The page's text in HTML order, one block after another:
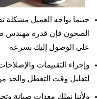
حينما يواجه العميل مشكلة
الصحون فإن قدرة مهندس
على الوصول إليك بسرعة
وإجراء التقييمات
لتقليل وقت التعطل والحد
ولأننا نملك معدات صيانة